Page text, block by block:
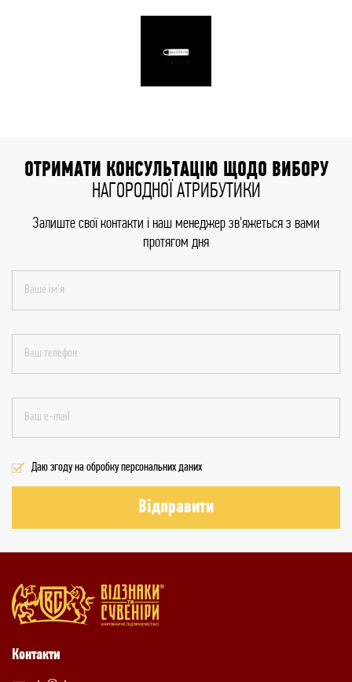
ОТРИМАТИ КОНСУЛЬТАЦІЮ ЩОДО ВИБОРУ
НАГОРОДНОЇ АТРИБУТИКИ
Залиште свої контакти і наш менеджер зв'яжеться з вами
протягом дня
Даю згоду на обробку персональних даних
Відправити
Контакти